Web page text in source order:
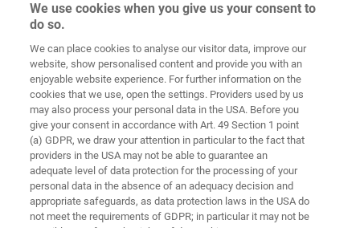
Αρχική Επικοινωνία
Στοιχεία
έκδοσης
Προστασία
δεδομένων
Γενικοί Όροι
Συναλλαγών
Οδηγίες για
Cookies Σύνδεση
Accessibility
Statement
Ρυθμίσεις cookies
We use cookies when you give us your consent to
do so.
We can place cookies to analyse our visitor data, improve our
website, show personalised content and provide you with an
enjoyable website experience. For further information on the
cookies that we use, open the settings. Providers used by us
may also process your personal data in the USA. Before you
give your consent in accordance with Art. 49 Section 1 point
(a) GDPR, we draw your attention in particular to the fact that
providers in the USA may not be able to guarantee an
adequate level of data protection for the processing of your
personal data in the absence of an adequacy decision and
appropriate safeguards, as data protection laws in the USA do
not meet the requirements of GDPR; in particular it may not be